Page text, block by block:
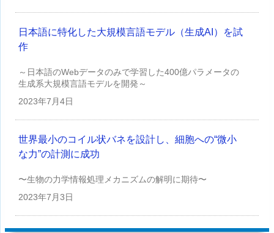
日本語に特化した大規模言語モデル（生成AI）を試
作
～日本語のWebデータのみで学習した400億パラメータの
生成系大規模言語モデルを開発～
2023年7月4日
世界最小のコイル状バネを設計し、細胞への“微小
な力”の計測に成功
〜生物の力学情報処理メカニズムの解明に期待〜
2023年7月3日